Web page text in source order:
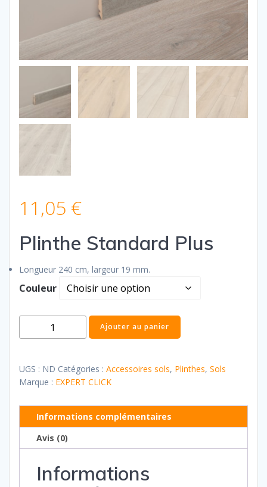
11,05 €
Plinthe Standard Plus
Longueur 240 cm, largeur 19 mm.
Couleur
quantité
de
Standard
Plus
Ajouter au panier
UGS : ND Catégories : Accessoires sols, Plinthes, Sols
Marque : EXPERT CLICK
Informations complémentaires
Avis (0)
Informations